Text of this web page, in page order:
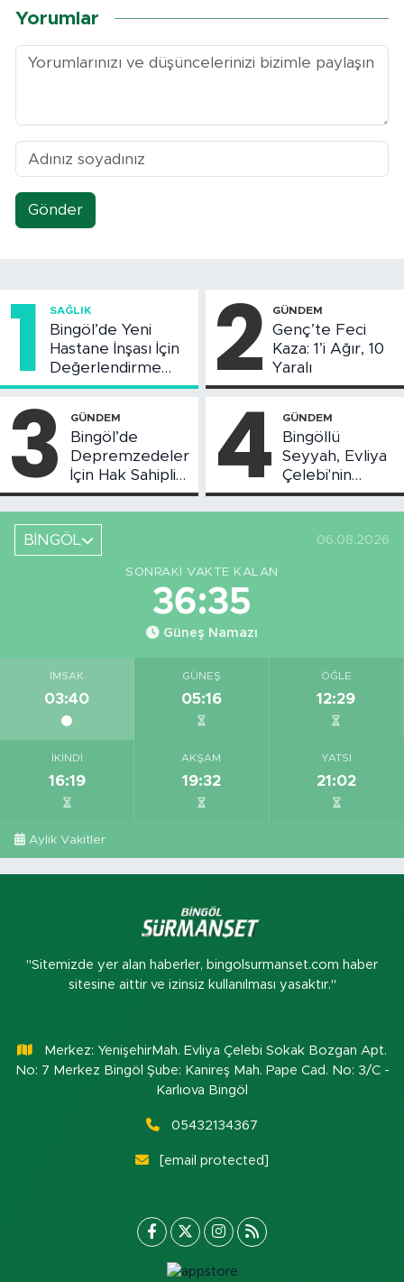
Yorumlar
Gönder
1 SAĞLIK
Bingöl’de Yeni
Hastane İnşası İçin
Değerlendirme
Toplantısı Yapıldı
2 GÜNDEM
Genç’te Feci
Kaza: 1’i Ağır, 10
Yaralı
3 GÜNDEM
Bingöl’de
Depremzedeler
İçin Hak Sahipliği
Askı Süreci
Başladı
4 GÜNDEM
Bingöllü
Seyyah, Evliya
Çelebi'nin
Bahsettiği
Bingöl'deki O
BİNGÖL 06.08.2026
SONRAKI VAKTE KALAN
36:35
Güneş Namazı
İMSAK
03:40
GÜNEŞ
05:16
ÖĞLE
12:29
İKINDI
16:19
AKŞAM
19:32
YATSI
21:02
Aylık Vakitler
"Sitemizde yer alan haberler, bingolsurmanset.com haber
sitesine aittir ve izinsiz kullanılması yasaktır."
Merkez: YenişehirMah. Evliya Çelebi Sokak Bozgan Apt.
No: 7 Merkez Bingöl Şube: Kanireş Mah. Pape Cad. No: 3/C -
Karlıova Bingöl
05432134367
[email protected]